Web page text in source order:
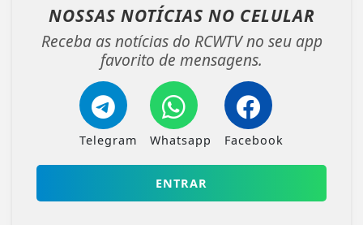
NOSSAS NOTÍCIAS NO CELULAR
Receba as notícias do RCWTV no seu app
favorito de mensagens.
Telegram Whatsapp Facebook
ENTRAR